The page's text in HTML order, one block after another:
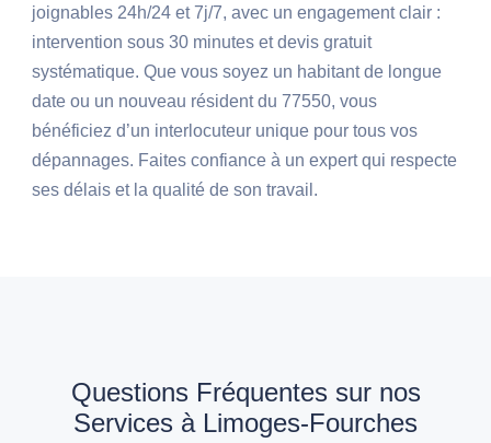
joignables 24h/24 et 7j/7, avec un engagement clair :
intervention sous 30 minutes et devis gratuit
systématique. Que vous soyez un habitant de longue
date ou un nouveau résident du 77550, vous
bénéficiez d’un interlocuteur unique pour tous vos
dépannages. Faites confiance à un expert qui respecte
ses délais et la qualité de son travail.
Questions Fréquentes sur nos
Services à Limoges-Fourches